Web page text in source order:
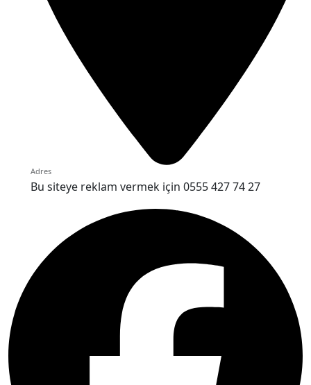
Adres
Bu siteye reklam vermek için 0555 427 74 27